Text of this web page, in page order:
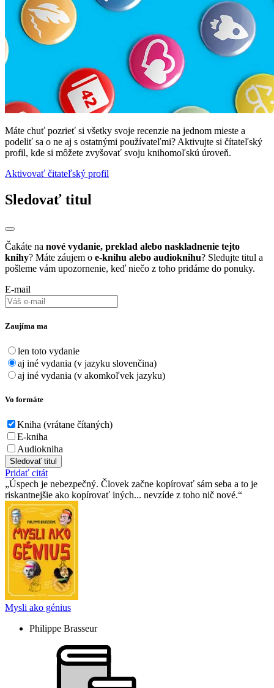
Máte chuť pozrieť si všetky svoje recenzie na jednom mieste a
podeliť sa o ne aj s ostatnými používateľmi? Aktivujte si čítateľský
profil, kde si môžete zvyšovať svoju knihomoľskú úroveň.
Aktivovať čitateľský profil
Sledovať titul
Čakáte na nové vydanie, preklad alebo naskladnenie tejto
knihy? Máte záujem o e-knihu alebo audioknihu? Sledujte titul a
pošleme vám upozornenie, keď niečo z toho pridáme do ponuky.
E-mail
Zaujíma ma
len toto vydanie
aj iné vydania (v jazyku slovenčina)
aj iné vydania (v akomkoľvek jazyku)
Vo formáte
Kniha (vrátane čítaných)
E-kniha
Audiokniha
Sledovať titul
Pridať citát
Úspech je nebezpečný. Človek začne kopírovať sám seba a to je
riskantnejšie ako kopírovať iných... nevzíde z toho nič nové.
Mysli ako génius
Philippe Brasseur